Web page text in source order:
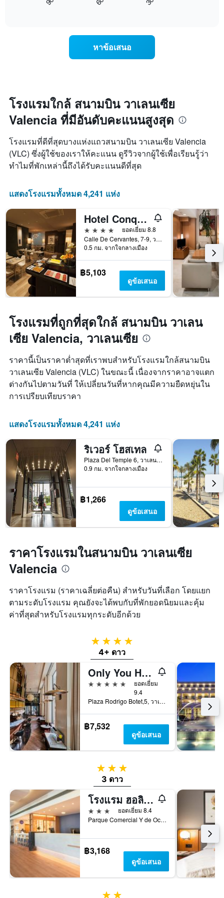
ดง
เฉลี่ย
ห้อง
พัก
วัน
ที่
เข้า
แผนภูมิ
มี
แกน
แกน
จำนวน
วัน
ก่อน
การ
เข้า
พัก
แผนภูมิ
มี
แกน
Y
แกน
แแส
ดง
ราคา
เฉลี่ย
ของ
ห้อง
พัก
หาข้อเสนอ
โรงแรมใกล้ สนามบิน วาเลนเซีย
Valencia ที่มีอันดับคะแนนสูงสุด
โรงแรมที่ดีที่สุดบางแห่งแถวสนามบิน วาเลนเซีย Valencia
(VLC) ซึ่งผู้ใช้ของเราให้คะแนน ดูรีวิวจากผู้ใช้เพื่อเรียนรู้ว่า
ทำไมที่พักเหล่านี้ถึงได้รับคะแนนดีที่สุด
แสดงโรงแรมทั้งหมด 4,241 แห่ง
Hotel Conqueridor
4 ดาว
ยอดเยี่ยม 8.8
Calle De Cervantes, 7-9, วาเลนเซีย, บาเลนเซีย, สเปน
0.5 กม. จากใจกลางเมือง
฿5,103
ดูข้อเสนอ
โรงแรมที่ถูกที่สุดใกล้ สนามบิน วาเลน
เซีย Valencia, วาเลนเซีย
ราคานี้เป็นราคาต่ำสุดที่เราพบสำหรับโรงแรมใกล้สนามบิน
วาเลนเซีย Valencia (VLC) ในขณะนี้ เนื่องจากราคาอาจแตก
ต่างกันไปตามวันที่ ให้เปลี่ยนวันที่หากคุณมีความยืดหยุ่นใน
การเปรียบเทียบราคา
แสดงโรงแรมทั้งหมด 4,241 แห่ง
ริเวอร์ โฮสเทล
Plaza Del Temple 6, วาเลนเซีย, บาเลนเซีย, สเปน
0.9 กม. จากใจกลางเมือง
฿1,266
ดูข้อเสนอ
ราคาโรงแรมในสนามบิน วาเลนเซีย
Valencia
ราคาโรงแรม (ราคาเฉลี่ยต่อคืน) สำหรับวันที่เลือก โดยแยก
ตามระดับโรงแรม คุณยังจะได้พบกับที่พักยอดนิยมและคุ้ม
ค่าที่สุดสำหรับโรงแรมทุกระดับอีกด้วย
4 ดาว
4+ ดาว
Only You Hotel Valencia
5 ดาว
ยอดเยี่ยม
9.4
Plaza Rodrigo Botet,5, วาเลนเซีย, บาเลนเซีย, สเปน
฿7,532
ดูข้อเสนอ
3 ดาว
3 ดาว
โรงแรม ฮอลิเดย์ อินน์ เอ็กซ์เพรส บาเลนเซีย - โบแนร์ บาย IHG
3 ดาว
ยอดเยี่ยม 8.4
Parque Comercial Y de Ocio Aldaia, วาเลนเซีย, บาเลนเซีย, สเปน
฿3,168
ดูข้อเสนอ
2 ดาว